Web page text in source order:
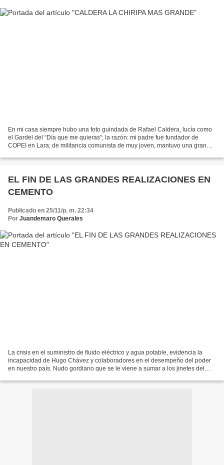
En mi casa siempre hubo una foto guindada de Rafael Caldera, lucía como
el Gardel del “Día que me quieras”; la razón: mi padre fue fundador de
COPEI en Lara; de militancia comunista de muy joven, mantuvo una gran
EL FIN DE LAS GRANDES REALIZACIONES EN
CEMENTO
Publicado en 25/11/p. m. 22:34
Por Juandemaro Querales
La crisis en el suministro de fluido eléctrico y agua potable, evidencia la
incapacidad de Hugo Chávez y colaboradores en el desempeño del poder
en nuestro país. Nudo gordiano que se le viene a sumar a los jinetes del